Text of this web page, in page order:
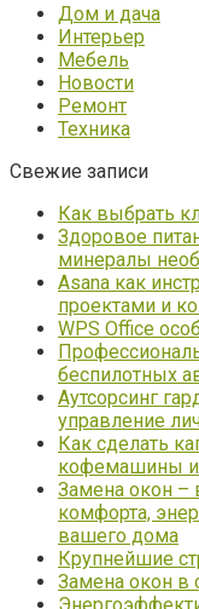
Дом и дача
Интерьер
Мебель
Новости
Ремонт
Техника
Свежие записи
Как выбрать
Здоровое
минералы
Asana как
проектами и
WPS Office
беспилотных
Аутсорсинг
управление
Как сделать
кофемашины
Замена окон
комфорта,
вашего дома
Крупнейшие
Замена окон в